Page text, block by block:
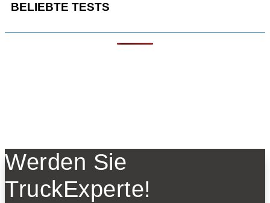
BELIEBTE TESTS
Werden Sie
TruckExperte!